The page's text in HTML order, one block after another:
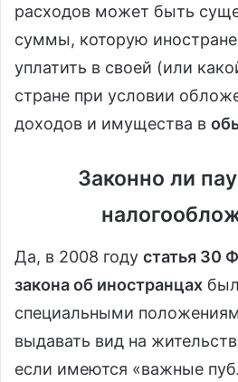
расходов может быть
суммы, которую
уплатить в своей (или
стране при условии
доходов и имущества в
Законно ли
Да, в 2008 году статья 30
закона об иностранцах
специальными
выдавать вид на
если имеются «важные